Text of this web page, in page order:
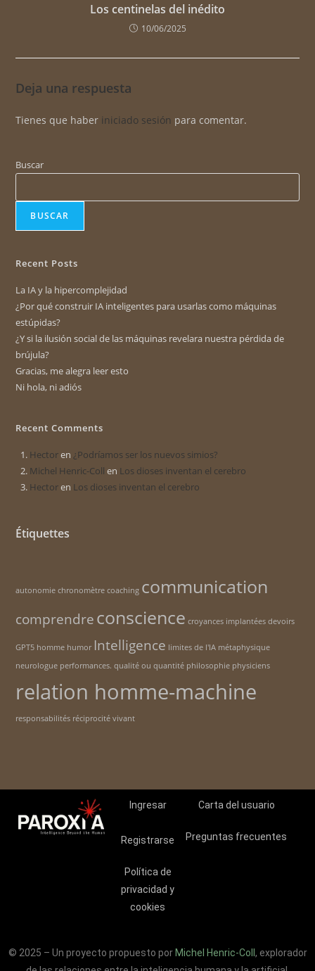
Los centinelas del inédito
10/06/2025
Deja una respuesta
Tienes que haber iniciado sesión para comentar.
Buscar
BUSCAR
Recent Posts
La IA y la hipercomplejidad
¿Por qué construir IA inteligentes para usarlas como máquinas
estúpidas?
¿Y si la ilusión social de las máquinas revelara nuestra pérdida de
brújula?
Gracias, me alegra leer esto
Ni hola, ni adiós
Recent Comments
Hectoren¿Podríamos ser los nuevos simios?
Michel Henric-Coll en Los dioses inventan el cerebro
Hectoren Los dioses inventan el cerebro
Étiquettes
autonomie chronomètre coaching communication
comprendreconscience croyances implantées devoirs
GPT5 homme humor Intelligence limites de l'IA métaphysique
neurologue performances. qualité ou quantité philosophie physiciens
relation homme-machine
responsabilités réciprocité vivant
Ingresar
Registrarse
Política de
privacidad y
cookies
Carta del usuario
Preguntas frecuentes
© 2025 – Un proyecto propuesto por Michel Henric-Coll , explorador